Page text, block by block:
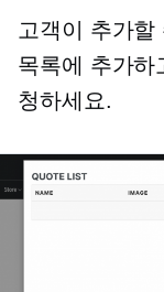
고객이 추가할
목록에 추가하
청하세요.